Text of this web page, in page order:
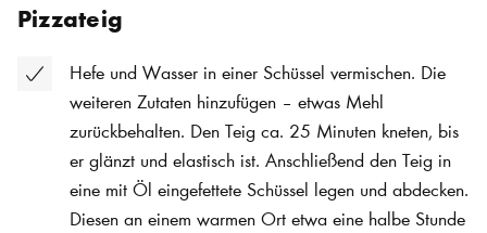
Pizzateig
Hefe und Wasser in einer Schüssel vermischen. Die
weiteren Zutaten hinzufügen – etwas Mehl
zurückbehalten. Den Teig ca. 25 Minuten kneten, bis
er glänzt und elastisch ist. Anschließend den Teig in
eine mit Öl eingefettete Schüssel legen und abdecken.
Diesen an einem warmen Ort etwa eine halbe Stunde